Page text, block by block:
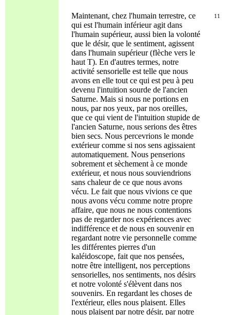
Maintenant, chez l'humain terrestre, ce
qui est l'humain inférieur agit dans
l'humain supérieur, aussi bien la volonté
que le désir, que le sentiment, agissent
dans l'humain supérieur (flèche vers le
haut T). En d'autres termes, notre
activité sensorielle est telle que nous
avons en elle tout ce qui est peu à peu
devenu l'intuition sourde de l'ancien
Saturne. Mais si nous ne portions en
nous, par nos yeux, par nos oreilles,
que ce qui vient de l'intuition stupide de
l'ancien Saturne, nous serions des êtres
bien secs. Nous percevrions le monde
extérieur comme si nos sens agissaient
automatiquement. Nous penserions
sobrement et sèchement à ce monde
extérieur, et nous nous souviendrions
sans chaleur de ce que nous avons
vécu. Le fait que nous vivions ce que
nous avons vécu comme notre propre
affaire, que nous ne nous contentions
pas de regarder nos expériences avec
indifférence et de nous en souvenir en
regardant notre vie personnelle comme
les différentes pierres d'un
kaléidoscope, fait que nos pensées,
notre être intelligent, nos perceptions
sensorielles, nos sentiments, nos désirs
et notre volonté s'élèvent dans nos
souvenirs. En regardant les choses de
l'extérieur, elles nous plaisent. Elles
nous plaisent par notre désir, par notre
11